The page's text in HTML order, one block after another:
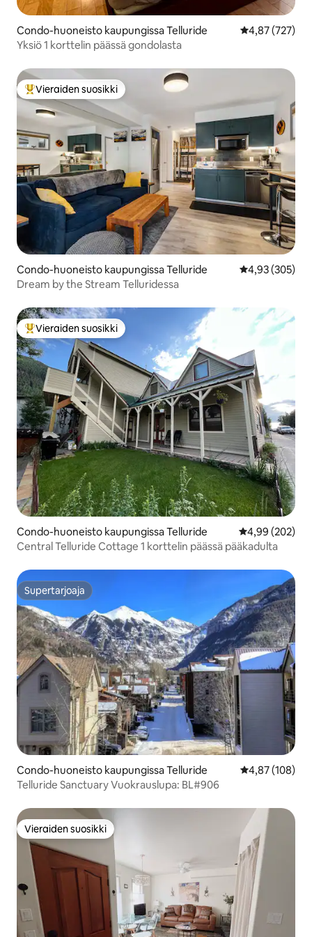
Condo-huoneisto kaupungissa Telluride
4,87 (727)
Yksiö 1 korttelin päässä gondolasta
Vieraiden suosikkien parhaimmistoa
Vieraiden suosikki
Condo-huoneisto kaupungissa Telluride
4,93 (305)
Dream by the Stream Telluridessa
Vieraiden suosikkien parhaimmistoa
Vieraiden suosikki
Condo-huoneisto kaupungissa Telluride
4,99 (202)
Central Telluride Cottage 1 korttelin päässä pääkadulta
Supertarjoaja
Supertarjoaja
Condo-huoneisto kaupungissa Telluride
4,87 (108)
Telluride Sanctuary Vuokrauslupa: BL#906
Vieraiden suosikki
Vieraiden suosikki